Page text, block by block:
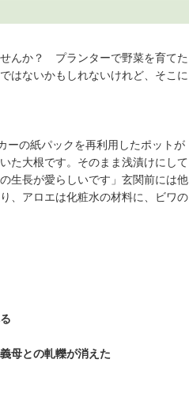
んか？ プランターで野菜を育てた
はないかもしれないけれど、そこに
ーの紙パックを再利用したポットが
た大根です。そのまま浅漬けにして
生長が愛らしいです」玄関前には他
、アロエは化粧水の材料に、ビワの
母との軋轢が消えた